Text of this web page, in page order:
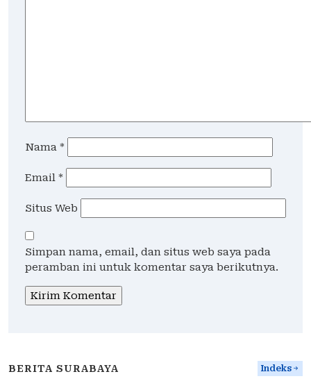
Nama *
Email *
Situs Web
Simpan nama, email, dan situs web saya pada
peramban ini untuk komentar saya berikutnya.
BERITA SURABAYA Indeks